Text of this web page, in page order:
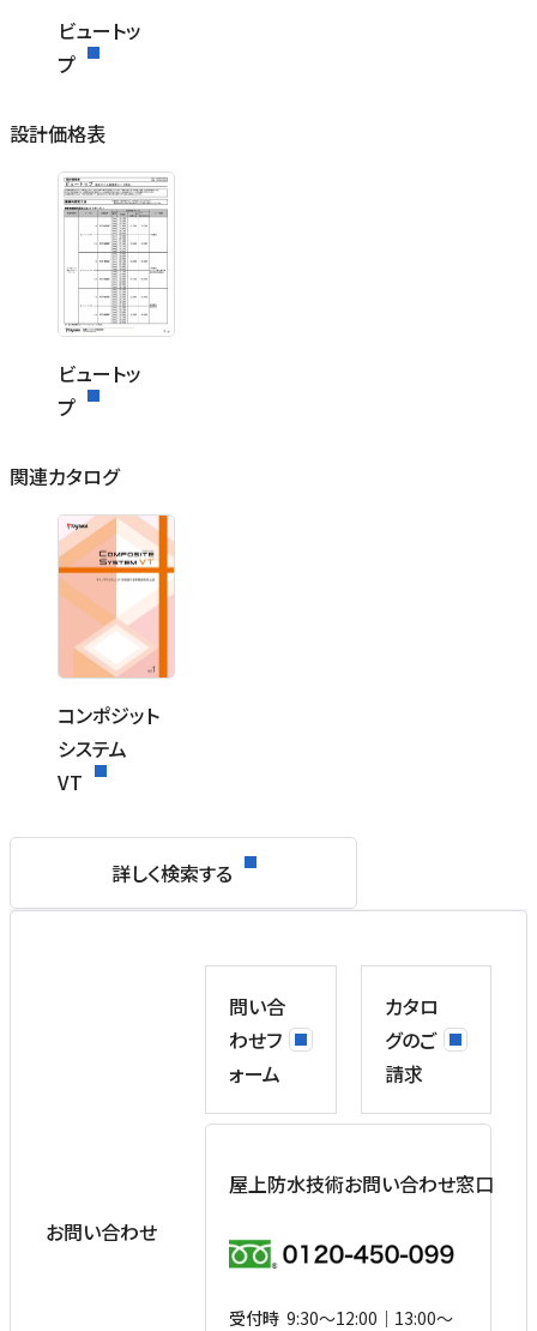
ビュートッ
プ
設計価格表
ビュートッ
プ
関連カタログ
コンポジット
システム
VT
詳しく検索する
お問い合わせ
問い合
わせフ
ォーム
カタロ
グのご
請求
屋上防水技術お問い合わせ窓口
受付時 9:30〜12:00｜13:00〜